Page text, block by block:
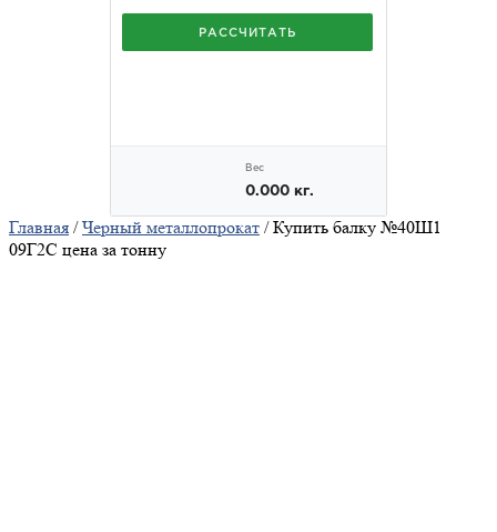
Главная /Черный металлопрокат / Купить балку №40Ш1
09Г2С цена за тонну